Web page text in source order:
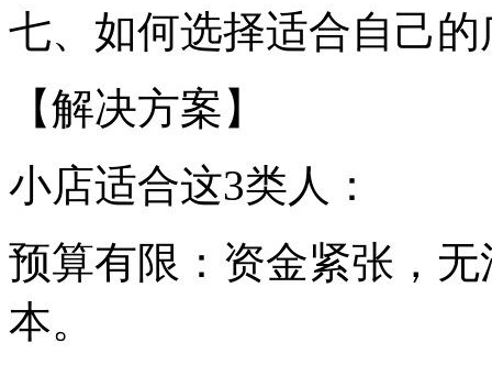
七、如何选择适合自己
【解决方案】
小店适合这3类人：
预算有限：资金紧张，
本。